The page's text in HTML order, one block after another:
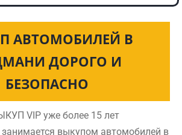
АВТОМОБИЛЕЙ В
ДОРОГО И
БЕЗОПАСНО
VIP уже более 15 лет
выкупом автомобилей в